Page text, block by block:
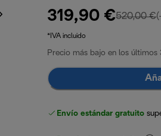
319,90 €520,00 €
*IVA incluido
Precio más bajo en los últimos
Envío estándar gratuito